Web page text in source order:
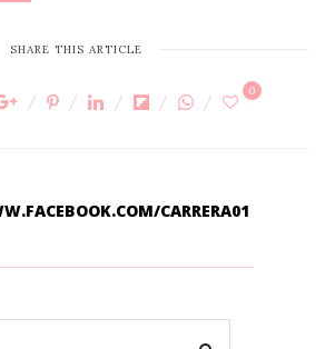
SHARE THIS ARTICLE
0
CARRERA01